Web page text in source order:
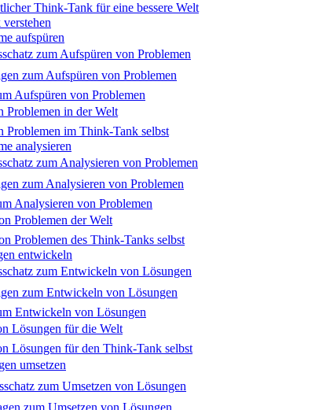
Think-Tank für eine bessere Welt
aufspüren
zum Aufspüren von Problemen
zum Aufspüren von Problemen
Aufspüren von Problemen
in der Welt
im Think-Tank selbst
analysieren
zum Analysieren von Problemen
zum Analysieren von Problemen
Analysieren von Problemen
Problemen der Welt
Problemen des Think-Tanks selbst
entwickeln
zum Entwickeln von Lösungen
zum Entwickeln von Lösungen
Entwickeln von Lösungen
Lösungen für die Welt
für den Think-Tank selbst
umsetzen
zum Umsetzen von Lösungen